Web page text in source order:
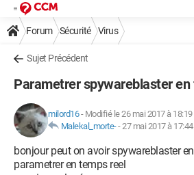
Forum Sécurité Virus
Sujet Précédent
Parametrer spywareblaster en
milord16- Modifié le 26 mai 2017 à 18:19
Malekal_morte--27 mai 2017 à 17:44
bonjour peut on avoir spywareblaster
parametrer en temps reel